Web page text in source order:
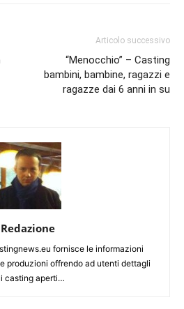
Articolo successivo
“Menocchio” – Casting
bambini, bambine, ragazzi e
ragazze dai 6 anni in su
Redazione
fornisce le informazioni
produzioni offrendo ad utenti dettagli
casting aperti…